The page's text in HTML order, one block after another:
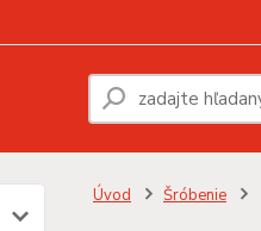
Úvod Šróbenie